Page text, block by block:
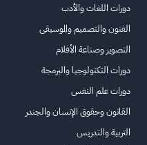
دورات اللغات والأدب
الفنون والتصميم والموسيقى
التصوير وصناعة الأفلام
دورات التكنولوجيا والبرمجة
دورات علم النفس
القانون وحقوق الإنسان والجندر
التربية والتدريس